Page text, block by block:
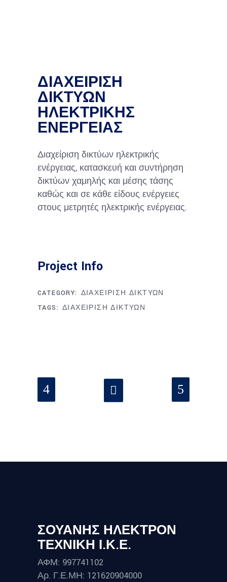
ΔΙΑΧΕΙΡΙΣΗ
ΔΙΚΤΥΩΝ
ΗΛΕΚΤΡΙΚΗΣ
ΕΝΕΡΓΕΙΑΣ
Διαχείριση δικτύων ηλεκτρικής
ενέργειας, κατασκευή και συντήρηση
δικτύων χαμηλής και μέσης τάσης
καθώς και σε κάθε είδους ενέργειες
στους μετρητές ηλεκτρικής ενέργειας.
Project Info
CATEGORY: ΔΙΑΧΕΙΡΙΣΗ ΔΙΚΤΥΩΝ
TAGS: ΔΙΑΧΕΙΡΙΣΗ ΔΙΚΤΥΩΝ
ΣΟΥΑΝΗΣ ΗΛΕΚΤΡΟΝ
ΤΕΧΝΙΚΗ Ι.Κ.Ε.
ΑΦΜ: 997741102
Αρ. Γ.Ε.ΜΗ: 121620904000